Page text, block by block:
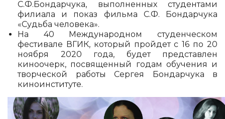
С.Ф.Бондарчука, выполненных студентами
филиала и показ фильма С.Ф. Бондарчука
«Судьба человека».
На 40 Международном студенческом
фестивале ВГИК, который пройдет с 16 по 20
ноября 2020 года, будет представлен
киноочерк, посвященный годам обучения и
творческой работы Сергея Бондарчука в
киноинституте.